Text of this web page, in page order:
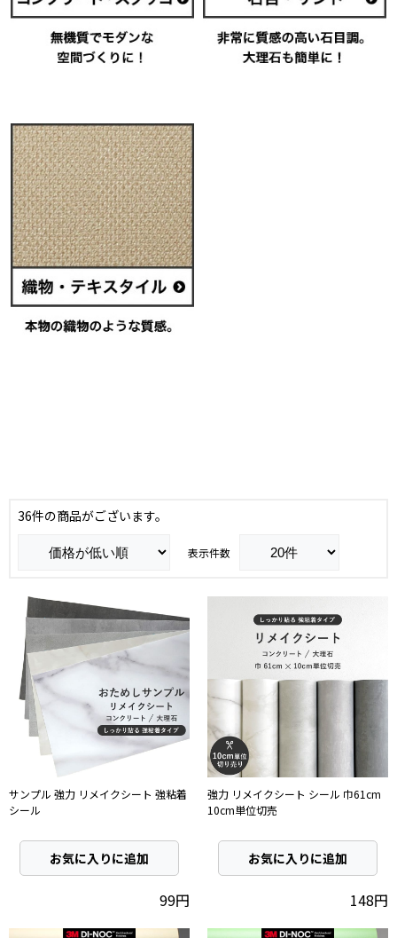
36件の商品がございます。
表示件数
サンプル 強力 リメイクシート 強粘着
シール
お気に入りに追加
99円
強力 リメイクシート シール 巾61cm
10cm単位切売
お気に入りに追加
148円